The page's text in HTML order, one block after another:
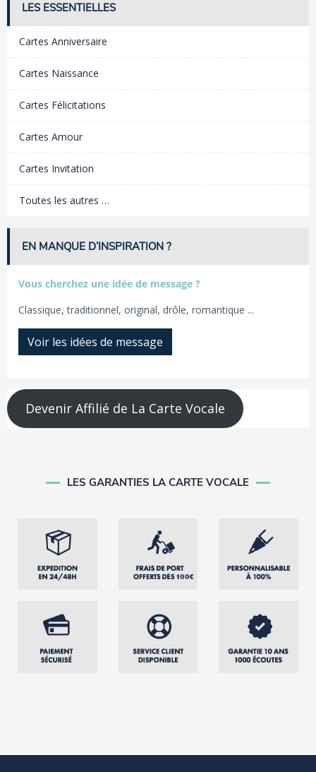
LES ESSENTIELLES
Cartes Anniversaire
Cartes Naissance
Cartes Félicitations
Cartes Amour
Cartes Invitation
Toutes les autres …
EN MANQUE D’INSPIRATION ?
Vous cherchez une idée de message ?
Classique, traditionnel, original, drôle, romantique ...
Voir les idées de message
Devenir Affilié de La Carte Vocale
LES GARANTIES LA CARTE VOCALE